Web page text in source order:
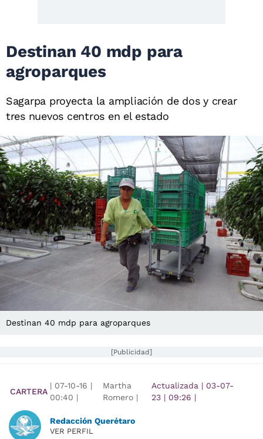
Destinan 40 mdp para
agroparques
Sagarpa proyecta la ampliación de dos y crear
tres nuevos centros en el estado
Destinan 40 mdp para agroparques
[Publicidad]
CARTERA
| 07-10-16 |
00:40 |
Martha
Romero |
Actualizada | 03-07-
23 | 09:26 |
Redacción Querétaro
VER PERFIL